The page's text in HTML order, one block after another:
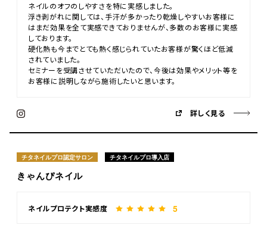
ネイルのオフのしやすさを特に実感しました。
浮き剥がれに関しては、手汗が多かったり乾燥しやすいお客様に
はまだ効果を全て実感できておりませんが、多数のお客様に実感
しております。
硬化熱も今までとても熱く感じられていたお客様が驚くほど低減
されていました。
セミナーを受講させていただいたので、今後は効果やメリット等を
お客様に説明しながら施術したいと思います。
詳しく見る
チタネイルプロ認定サロン チタネイルプロ導入店
きゃんぴネイル
ネイルプロテクト実感度 5